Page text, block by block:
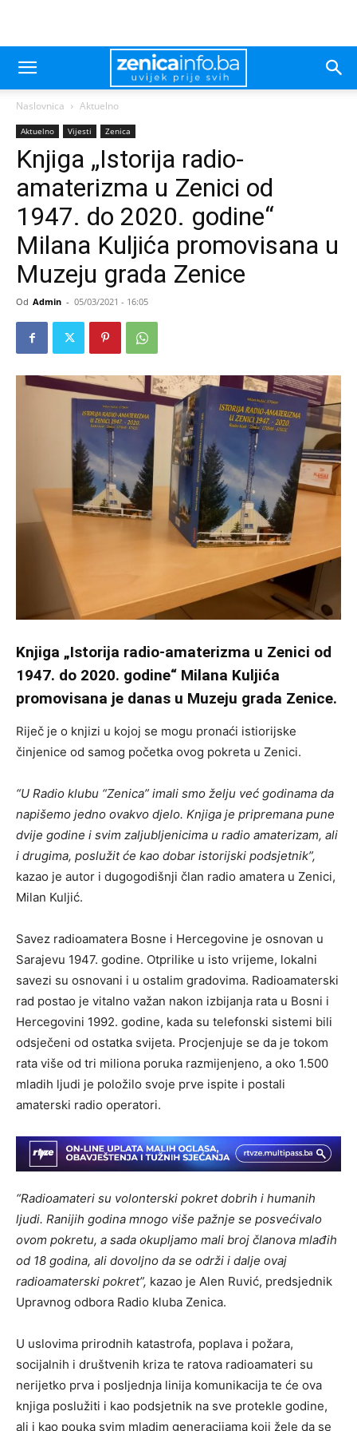
Naslovnica Aktuelno
Aktuelno Vijesti Zenica
Knjiga „Istorija radio-
amaterizma u Zenici od
1947. do 2020. godine“
Milana Kuljića promovisana u
Muzeju grada Zenice
Od Admin - 05/03/2021 - 16:05
Knjiga „Istorija radio-amaterizma u Zenici od
1947. do 2020. godine“ Milana Kuljića
promovisana je danas u Muzeju grada Zenice.
Riječ je o knjizi u kojoj se mogu pronaći istiorijske
činjenice od samog početka ovog pokreta u Zenici.
“U Radio klubu “Zenica” imali smo želju već godinama da
napišemo jedno ovakvo djelo. Knjiga je pripremana pune
dvije godine i svim zaljubljenicima u radio amaterizam, ali
i drugima, poslužit će kao dobar istorijski podsjetnik”,
kazao je autor i dugogodišnji član radio amatera u Zenici,
Milan Kuljić.
Savez radioamatera Bosne i Hercegovine je osnovan u
Sarajevu 1947. godine. Otprilike u isto vrijeme, lokalni
savezi su osnovani i u ostalim gradovima. Radioamaterski
rad postao je vitalno važan nakon izbijanja rata u Bosni i
Hercegovini 1992. godine, kada su telefonski sistemi bili
odsječeni od ostatka svijeta. Procjenjuje se da je tokom
rata više od tri miliona poruka razmijenjeno, a oko 1.500
mladih ljudi je položilo svoje prve ispite i postali
amaterski radio operatori.
“Radioamateri su volonterski pokret dobrih i humanih
ljudi. Ranijih godina mnogo više pažnje se posvećivalo
ovom pokretu, a sada okupljamo mali broj članova mlađih
od 18 godina, ali dovoljno da se održi i dalje ovaj
radioamaterski pokret”, kazao je Alen Ruvić, predsjednik
Upravnog odbora Radio kluba Zenica.
U uslovima prirodnih katastrofa, poplava i požara,
socijalnih i društvenih kriza te ratova radioamateri su
nerijetko prva i posljednja linija komunikacija te će ova
knjiga poslužiti i kao podsjetnik na sve protekle godine,
ali i kao pouka svim mladim generacijama koji žele da se